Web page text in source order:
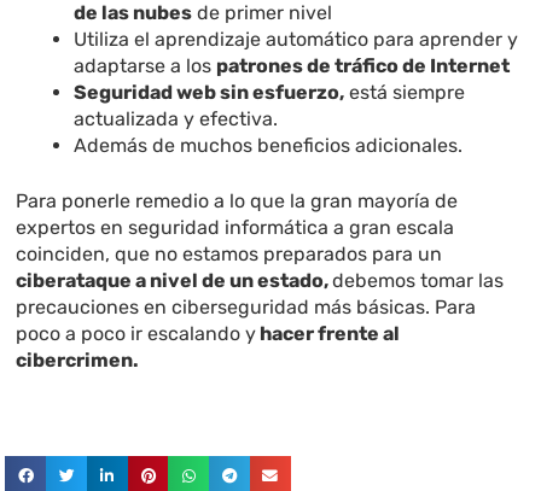
de las nubes de primer nivel
Utiliza el aprendizaje automático para aprender y
adaptarse a los patrones de tráfico de Internet
Seguridad web sin esfuerzo, está siempre
actualizada y efectiva.
Además de muchos beneficios adicionales.
Para ponerle remedio a lo que la gran mayoría de
expertos en seguridad informática a gran escala
coinciden, que no estamos preparados para un
ciberataque a nivel de un estado,debemos tomar las
precauciones en ciberseguridad más básicas. Para
poco a poco ir escalando y hacer frente al
cibercrimen.